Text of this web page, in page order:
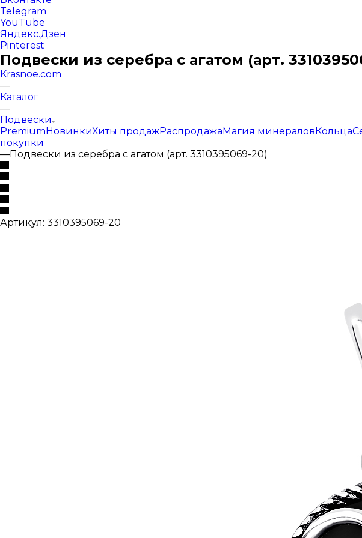
Telegram
YouTube
Яндекс.Дзен
Pinterest
Подвески из серебра с агатом (арт.
Krasnoe.com
—
Каталог
—
Подвески
PremiumНовинкиХиты продажРаспродажаМагия минераловКольца
покупки
—Подвески из серебра с агатом (арт. 3310395069-20)
Артикул: 3310395069-20